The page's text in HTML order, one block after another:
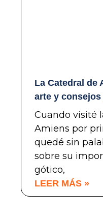
La Catedral de
arte y
Cuando visité
Amiens por
quedé sin
sobre su
gótico,
LEER MÁS »